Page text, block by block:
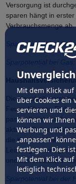
Mit dem Klick
über Cookies ein
servieren und
können wir
Werbung und
„anpassen”
festlegen. Dies
Mit dem Klick auf
lediglich
Versorgung ist
sparen hängt in
Verbrauchsmenge ab.
Sparpotential bei
Sparpotential bei
Die
Feuer, Wasser,
passt oft nicht mehr
aktuelle Police.
die Kosten. Viele
Leistungen zum
und der Wechsel in
Sparpotential bei der